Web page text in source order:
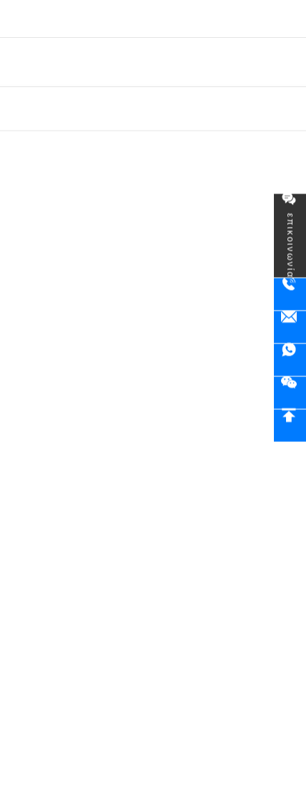
επικοινωνία